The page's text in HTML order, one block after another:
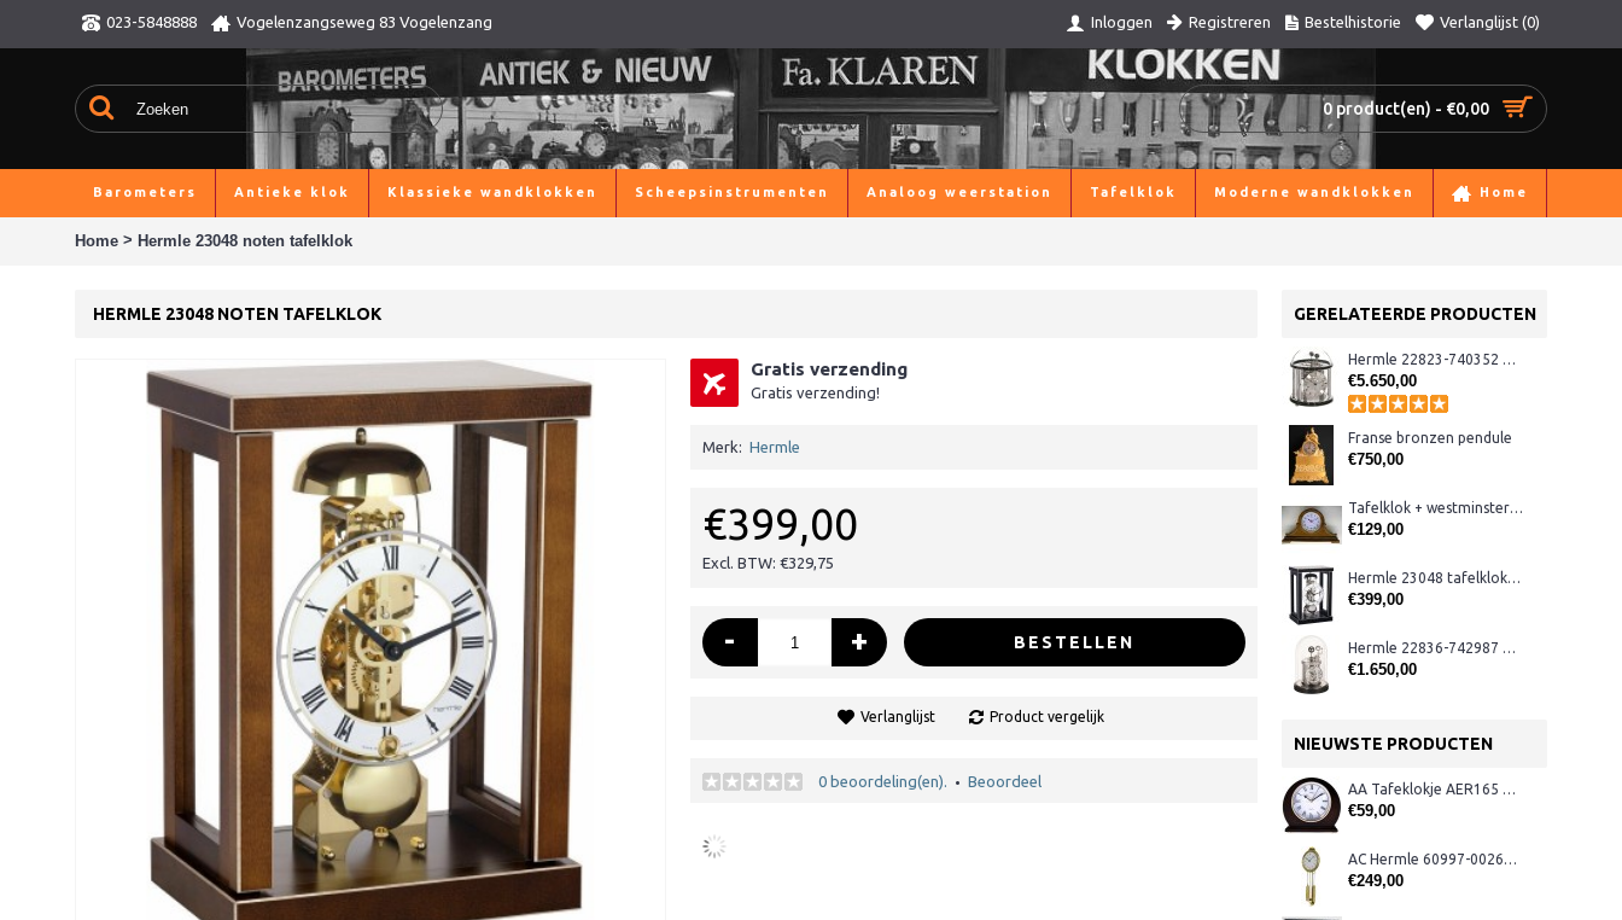
023-5848888 Vogelenzangseweg 83 Vogelenzang Inloggen Registreren Bestelhistorie Verlanglijst (0)
0 product(en) - €0,00
Barometers Antieke klok Klassieke wandklokken Scheepsinstrumenten Analoog weerstation Tafelklok Moderne wandklokken Home
Home > Hermle 23048 noten tafelklok
GERELATEERDE PRODUCTEN
Hermle 22823-740352 Tellurium klok
€5.650,00
Franse bronzen pendule
€750,00
Tafelklok + westminster AER130, eiken
€129,00
Hermle 23048 tafelklok zwart, chroom
€399,00
Hermle 22836-742987 Astrolabium klok
€1.650,00
NIEUWSTE PRODUCTEN
AA Tafeklokje AER165 noten
€59,00
AC Hermle 60997-00261 wandklok
€249,00
HERMLE 23048 NOTEN TAFELKLOK
Gratis verzending
Gratis verzending!
Merk: Hermle
€399,00
Excl. BTW: €329,75
- + BESTELLEN
Verlanglijst Product vergelijk
0 beoordeling(en). • Beoordeel